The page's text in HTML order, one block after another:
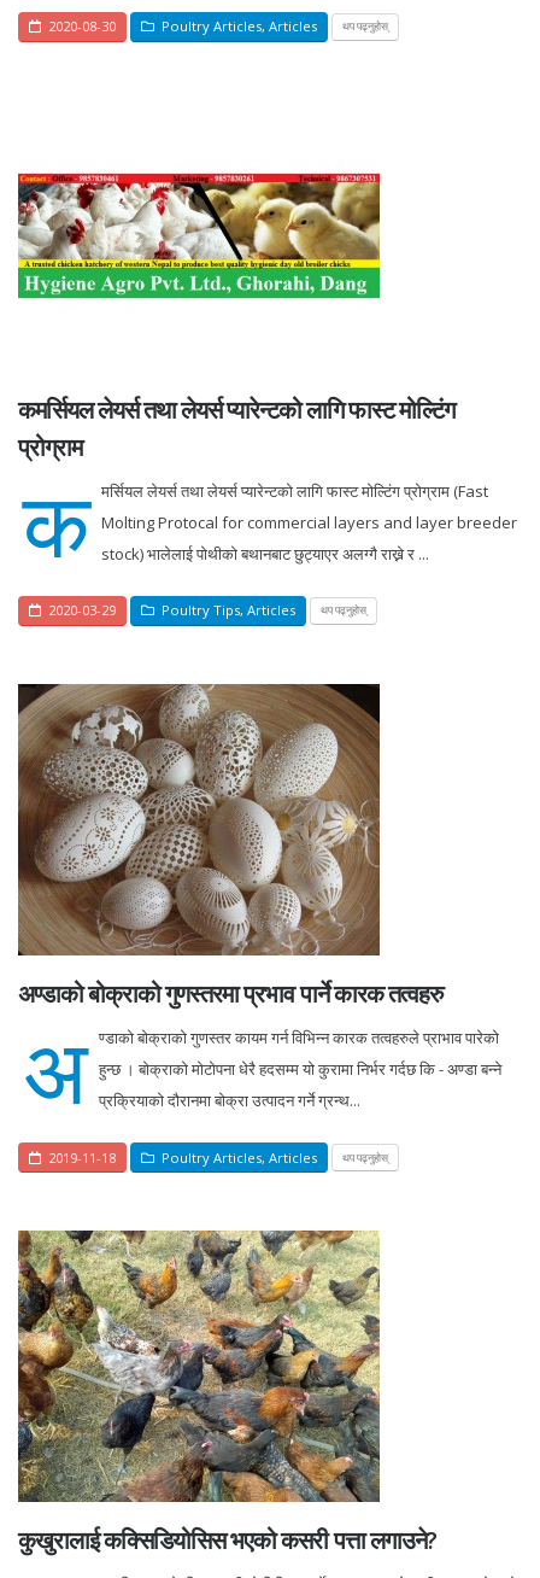
2020-08-30 Poultry Articles, Articles थप पढ्नुहोस्
कमर्सियल लेयर्स तथा लेयर्स प्यारेन्टको लागि फास्ट मोल्टिंग
प्रोग्राम
क मर्सियल लेयर्स तथा लेयर्स प्यारेन्टको लागि फास्ट मोल्टिंग प्रोग्राम (Fast
Molting Protocal for commercial layers and layer breeder
stock) भालेलाई पोथीको बथानबाट छुट्याएर अलग्गै राख्ने र ...
2020-03-29 Poultry Tips, Articles थप पढ्नुहोस्
अण्डाको बोक्राको गुणस्तरमा प्रभाव पार्ने कारक तत्वहरु
अ ण्डाको बोक्राको गुणस्तर कायम गर्न विभिन्न कारक तत्वहरुले प्राभाव पारेको
हुन्छ । बोक्राको मोटोपना धेरै हदसम्म यो कुरामा निर्भर गर्दछ कि - अण्डा बन्ने
प्रक्रियाको दौरानमा बोक्रा उत्पादन गर्ने ग्रन्थ...
2019-11-18 Poultry Articles, Articles थप पढ्नुहोस्
कुखुरालाई कक्सिडियोसिस भएको कसरी पत्ता लगाउने?